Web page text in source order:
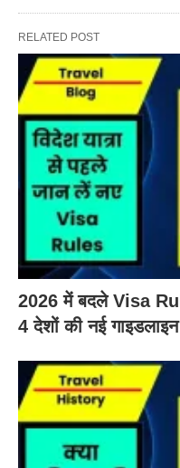
RELATED POST
2026 में बदले Visa
4 देशों की नई